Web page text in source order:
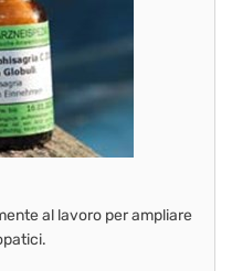
al lavoro per ampliare